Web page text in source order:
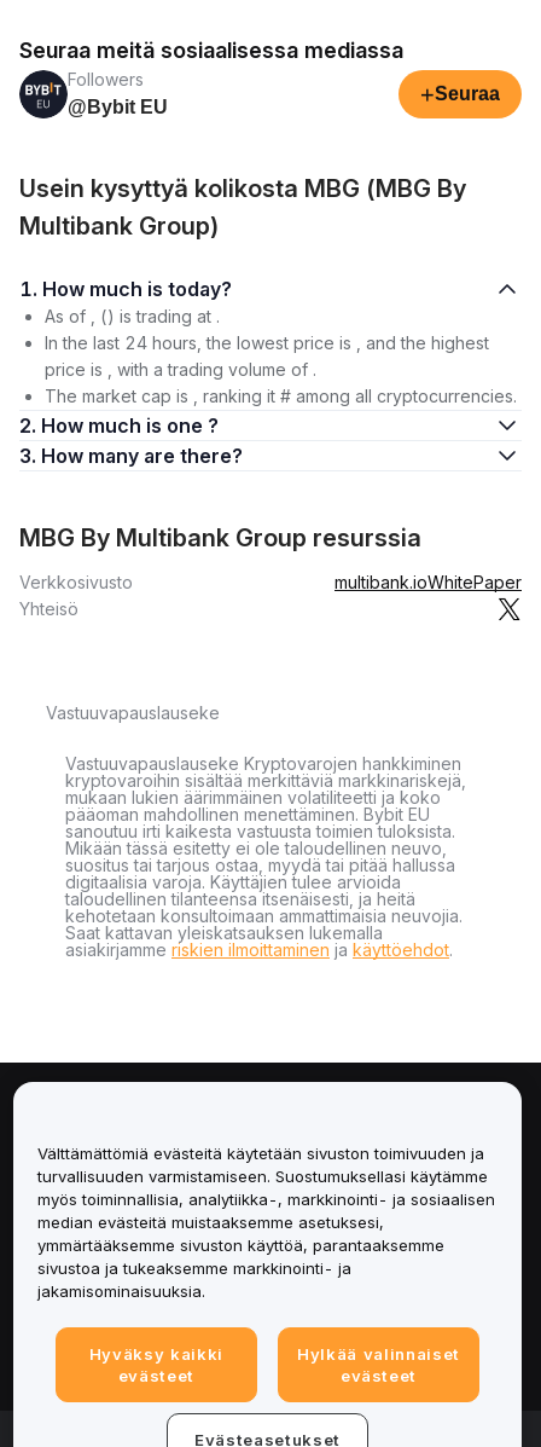
Seuraa meitä sosiaalisessa mediassa
Followers
@Bybit EU
+Seuraa
Usein kysyttyä kolikosta MBG (MBG By
Multibank Group)
1. How much is today?
As of , () is trading at .
In the last 24 hours, the lowest price is , and the highest
price is , with a trading volume of .
The market cap is , ranking it # among all cryptocurrencies.
2. How much is one ?
3. How many are there?
MBG By Multibank Group resurssia
Verkkosivusto multibank.ioWhitePaper
Yhteisö
Vastuuvapauslauseke
Vastuuvapauslauseke Kryptovarojen hankkiminen
kryptovaroihin sisältää merkittäviä markkinariskejä,
mukaan lukien äärimmäinen volatiliteetti ja koko
pääoman mahdollinen menettäminen. Bybit EU
sanoutuu irti kaikesta vastuusta toimien tuloksista.
Mikään tässä esitetty ei ole taloudellinen neuvo,
suositus tai tarjous ostaa, myydä tai pitää hallussa
digitaalisia varoja. Käyttäjien tulee arvioida
taloudellinen tilanteensa itsenäisesti, ja heitä
kehotetaan konsultoimaan ammattimaisia neuvojia.
Saat kattavan yleiskatsauksen lukemalla
asiakirjamme riskien ilmoittaminen ja käyttöehdot.
Palvelut
Tuki
Tuotteet
Lakiasiat
© 2025-2026 Bybit.eu. Kaikki oikeudet pidätetään.
Välttämättömiä evästeitä käytetään sivuston toimivuuden ja
turvallisuuden varmistamiseen. Suostumuksellasi käytämme
myös toiminnallisia, analytiikka-, markkinointi- ja sosiaalisen
median evästeitä muistaaksemme asetuksesi,
ymmärtääksemme sivuston käyttöä, parantaaksemme
sivustoa ja tukeaksemme markkinointi- ja
jakamisominaisuuksia.
Hyväksy kaikki
evästeet
Hylkää valinnaiset
evästeet
Evästeasetukset